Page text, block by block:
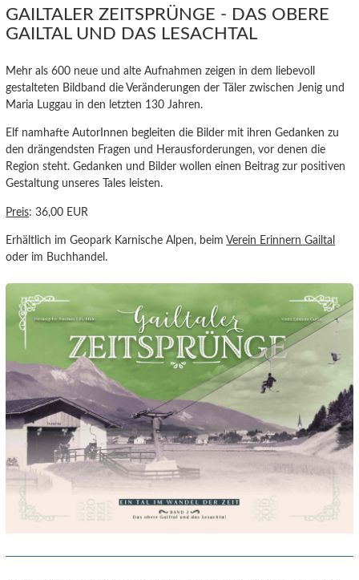
GAILTALER ZEITSPRÜNGE - DAS OBERE
GAILTAL UND DAS LESACHTAL
Mehr als 600 neue und alte Aufnahmen zeigen in dem liebevoll
gestalteten Bildband die Veränderungen der Täler zwischen Jenig und
Maria Luggau in den letzten 130 Jahren.
Elf namhafte AutorInnen begleiten die Bilder mit ihren Gedanken zu
den drängendsten Fragen und Herausforderungen, vor denen die
Region steht. Gedanken und Bilder wollen einen Beitrag zur positiven
Gestaltung unseres Tales leisten.
Preis: 36,00 EUR
Erhältlich im Geopark Karnische Alpen, beimVerein Erinnern Gailtal
oder im Buchhandel.